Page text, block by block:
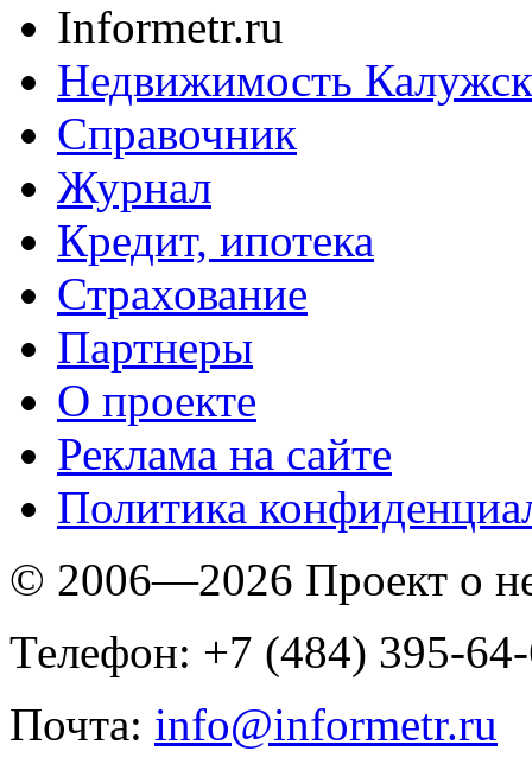
Informetr.ru
Недвижимость
Справочник
Журнал
Кредит, ипотека
Страхование
Партнеры
O проекте
Реклама на сайте
Политика
© 2006—2026 Проект о
Телефон: +7 (484) 395-
Почта: info@informetr.ru